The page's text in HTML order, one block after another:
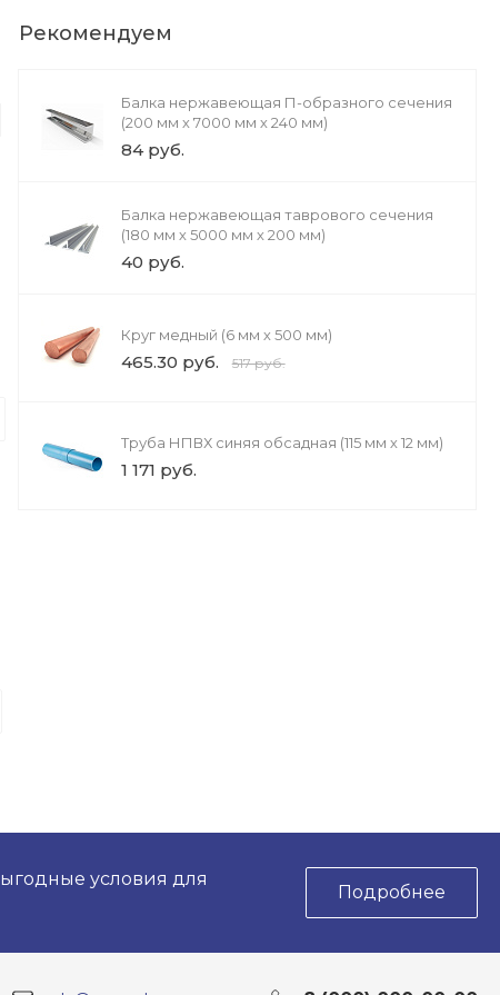
Шпилька ГОСТ 22042-76 (36
мм х 80 мм)
310 руб.
Литье и обработка
Литье в формы
форм. Также появляется
Рекомендуем
Балка нержавеющая П-образного сечения
(200 мм х 7000 мм х 240 мм)
84 руб.
Балка нержавеющая таврового сечения
(180 мм х 5000 мм х 200 мм)
40 руб.
Круг медный (6 мм х 500 мм)
465.30 руб. 517 руб.
Труба НПВХ синяя обсадная (115 мм х 12 мм)
1 171 руб.
условия для
Подробнее